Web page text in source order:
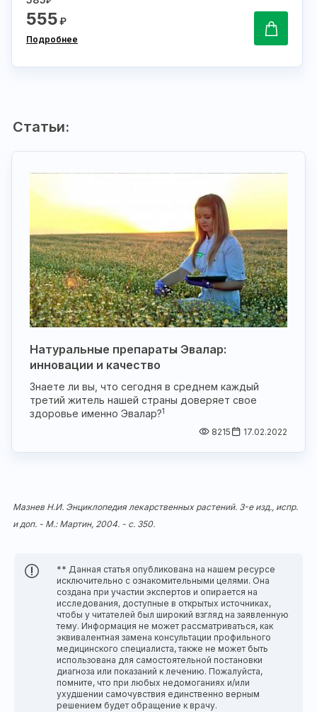
555₽
Подробнее
Статьи:
Натуральные препараты Эвалар:
инновации и качество
Знаете ли вы, что сегодня в среднем каждый
третий житель нашей страны доверяет свое
здоровье именно Эвалар?1
8215 17.02.2022
Мазнев Н.И. Энциклопедия лекарственных растений. 3-е изд., испр.
и доп. - М.: Мартин, 2004. - с. 350.
** Данная статья опубликована на нашем ресурсе
исключительно с ознакомительными целями. Она
создана при участии экспертов и опирается на
исследования, доступные в открытых источниках,
чтобы у читателей был широкий взгляд на заявленную
тему. Информация не может рассматриваться, как
эквивалентная замена консультации профильного
медицинского специалиста, также не может быть
использована для самостоятельной постановки
диагноза или показаний к лечению. Пожалуйста,
помните, что при любых недомоганиях и/или
ухудшении самочувствия единственно верным
решением будет обращение к врачу.